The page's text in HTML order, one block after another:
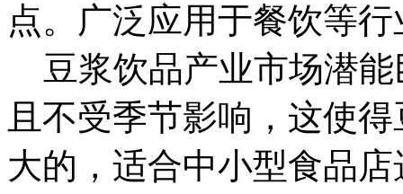
点。广泛应用于餐饮等行
豆浆饮品产业市场潜能
且不受季节影响，这使
大的，适合中小型食品